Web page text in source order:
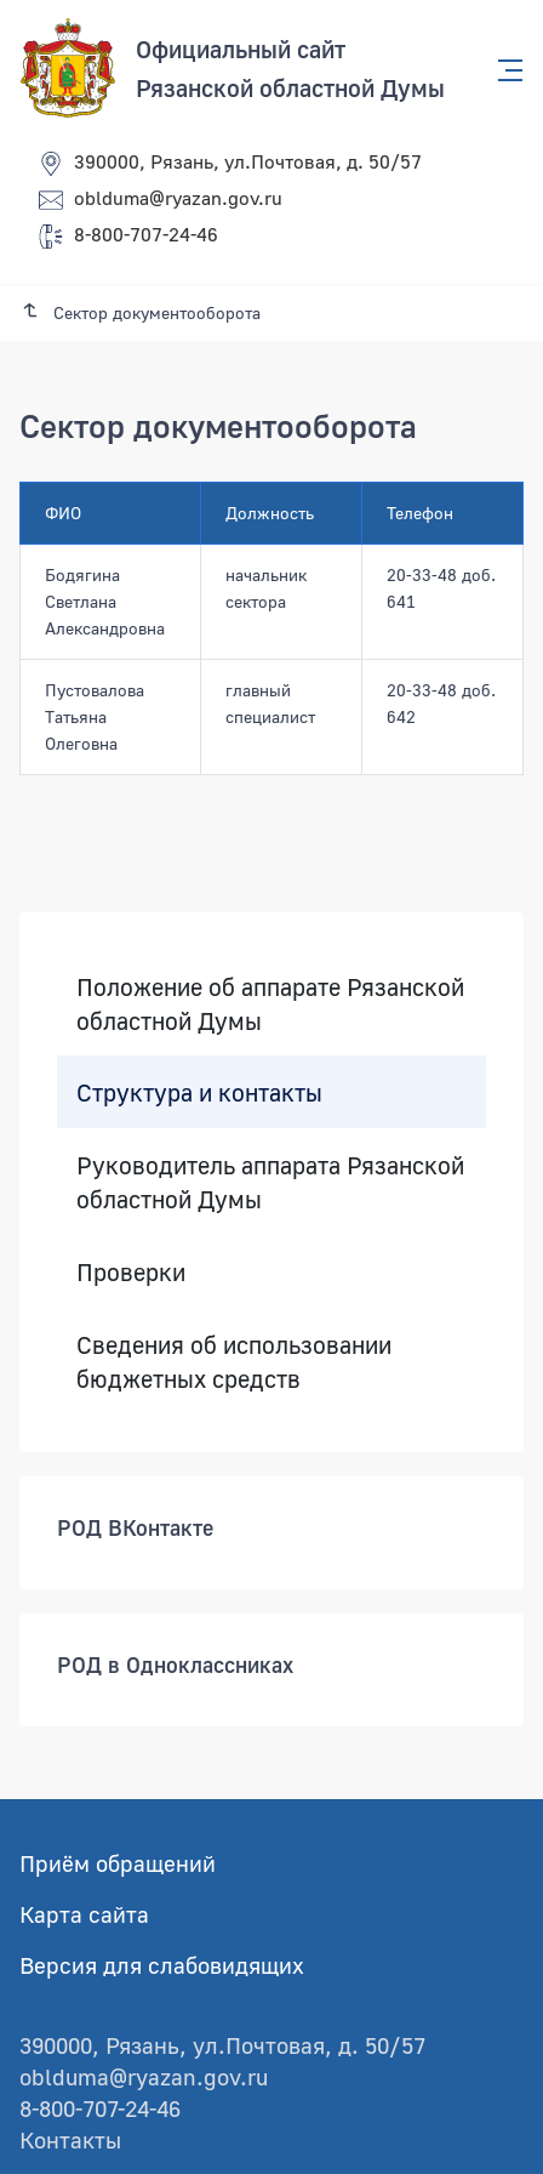
Официальный сайт
Рязанской областной Думы
390000, Рязань, ул.Почтовая, д. 50/57
oblduma@ryazan.gov.ru
8-800-707-24-46
Сектор документооборота
Сектор документооборота
ФИО Должность Телефон
Бодягина
Светлана
Александровна
начальник
сектора
20-33-48 доб.
641
Пустовалова
Татьяна
Олеговна
главный
специалист
20-33-48 доб.
642
Положение об аппарате Рязанской
областной Думы
Структура и контакты
Руководитель аппарата Рязанской
областной Думы
Проверки
Сведения об использовании
бюджетных средств
РОД ВКонтакте
РОД в Одноклассниках
Приём обращений
Карта сайта
Версия для слабовидящих
390000, Рязань, ул.Почтовая, д. 50/57
oblduma@ryazan.gov.ru
8-800-707-24-46
Контакты